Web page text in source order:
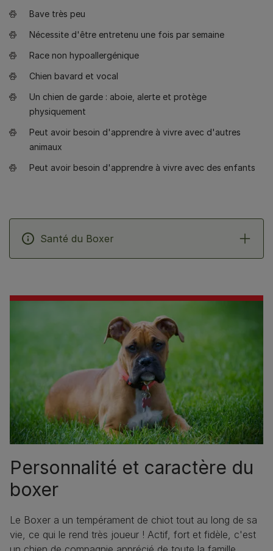
Bave très peu
Nécessite d'être entretenu une fois par semaine
Race non hypoallergénique
Chien bavard et vocal
Un chien de garde : aboie, alerte et protège
physiquement
Peut avoir besoin d'apprendre à vivre avec d'autres
animaux
Peut avoir besoin d'apprendre à vivre avec des enfants
Santé du Boxer
Personnalité et caractère du
boxer
Le Boxer a un tempérament de chiot tout au long de sa
vie, ce qui le rend très joueur ! Actif, fort et fidèle, c'est